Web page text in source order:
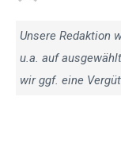
Unsere Redaktion
u.a. auf
wir ggf. eine